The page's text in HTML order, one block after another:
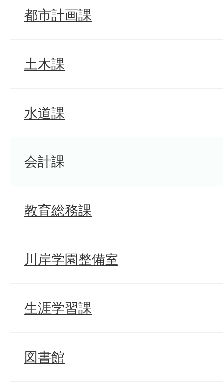
都市計画課
土木課
水道課
会計課
教育総務課
川岸学園整備室
生涯学習課
図書館